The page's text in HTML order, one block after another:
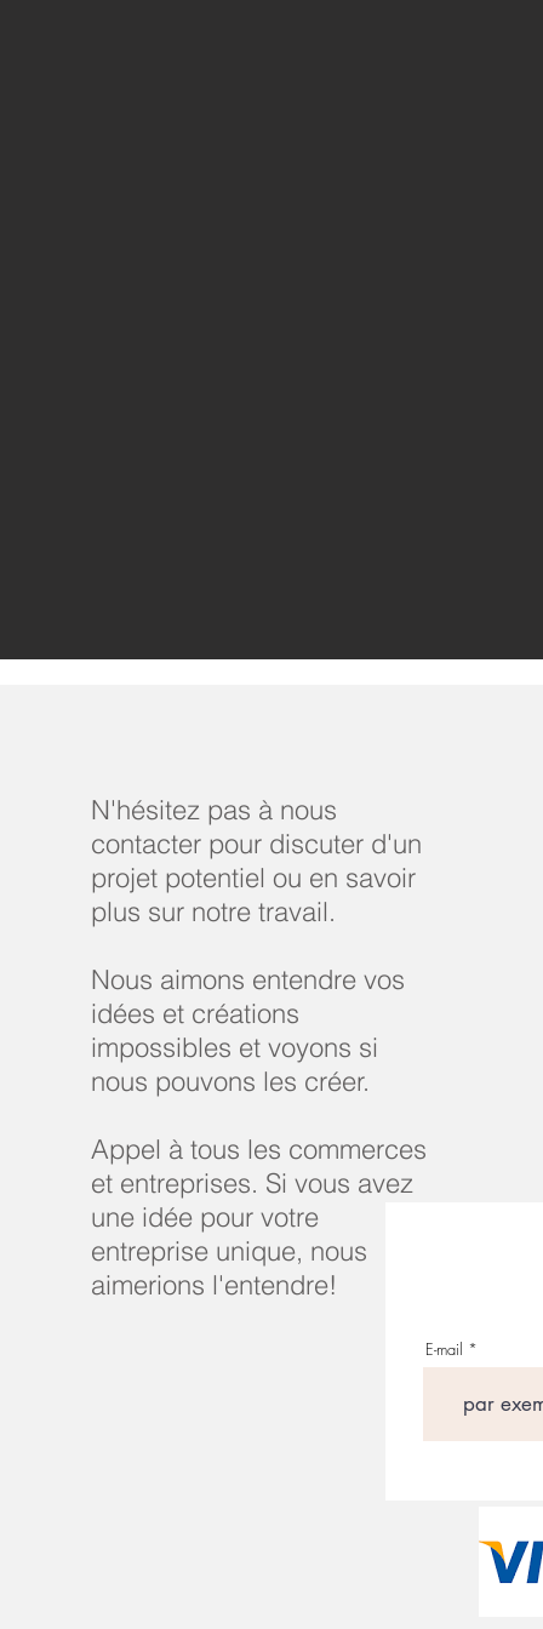
N'hésitez pas à nous
contacter pour discuter d'un
projet potentiel ou en savoir
plus sur notre travail.
Nous aimons entendre vos
idées et créations
impossibles et voyons si
nous pouvons les créer.
Appel à tous les commerces
et entreprises. Si vous avez
une idée pour votre
entreprise unique, nous
aimerions l'entendre!
E-mail